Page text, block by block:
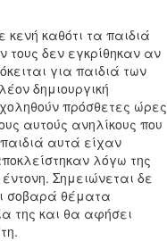
καθότι τα παιδιά
τους δεν εγκρίθηκαν αν
για παιδιά των
δημιουργική
πρόσθετες ώρες
αυτούς ανηλίκους που
αυτά είχαν
λόγω της
Σημειώνεται δε
σοβαρά θέματα
της και θα αφήσει